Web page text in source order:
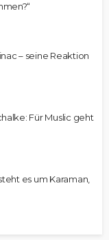
– seine Reaktion
Für Muslic geht
es um Karaman,